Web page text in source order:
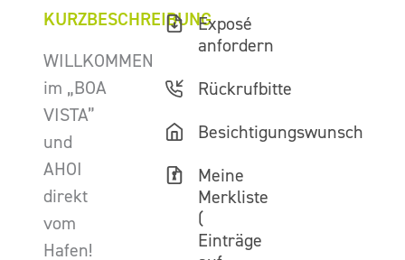
KURZBESCHREIBUNG
WILLKOMMEN
im „BOA
VISTA”
und
AHOI
direkt
vom
Hafen!
Exposé
anfordern
Rückrufbitte
Besichtigungswunsch
Meine
Merkliste
(
Einträge